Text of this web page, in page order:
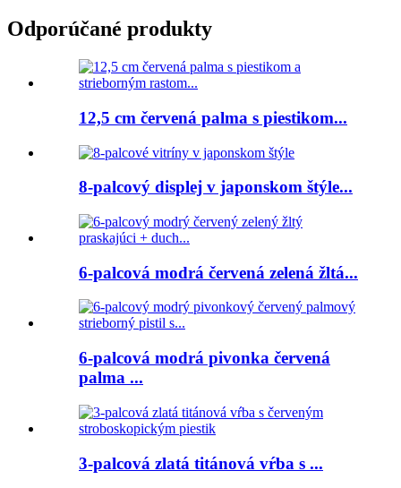
Odporúčané produkty
12,5 cm červená palma s piestikom...
8-palcový displej v japonskom štýle...
6-palcová modrá červená zelená žltá...
6-palcová modrá pivonka červená
palma ...
3-palcová zlatá titánová vŕba s ...